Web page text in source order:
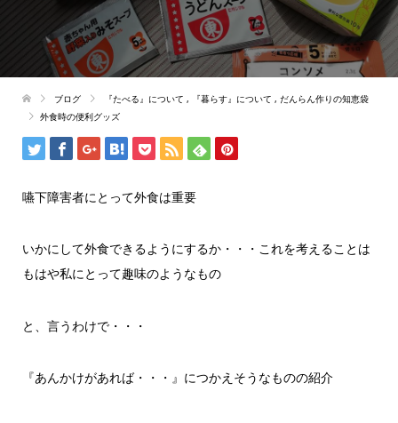
ブログ 『たべる』について , 『暮らす』について , だんらん作りの知恵袋
外食時の便利グッズ
嚥下障害者にとって外食は重要
いかにして外食できるようにするか・・・これを考えることは
もはや私にとって趣味のようなもの
と、言うわけで・・・
『あんかけがあれば・・・』につかえそうなものの紹介